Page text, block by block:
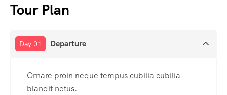
Tour Plan
Day 01 Departure
Ornare proin neque tempus cubilia cubilia
blandit netus.